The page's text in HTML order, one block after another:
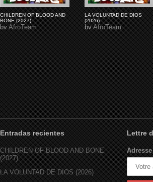
CHILDREN OF BLOOD AND
BONE (2027)
byAfroTeam
LA VOLUNTAD DE DIOS
(2026)
byAfroTeam
Entradas recientes
CHILDREN OF BLOOD AND BONE
(2027)
LA VOLUNTAD DE DIOS (2026)
Lettre